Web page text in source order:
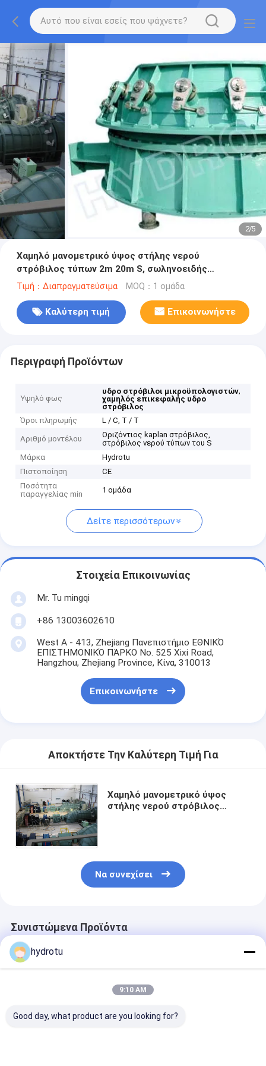
2/5
Χαμηλό μανομετρικό ύψος στήλης νερού
στρόβιλος τύπων 2m 20m S, σωληνοειδής
στρόβιλος με τη γεννήτρια, κυβερνήτης
Τιμή：Διαπραγματεύσιμα MOQ：1 ομάδα
Καλύτερη τιμή Επικοινωνήστε
Περιγραφή Προϊόντων
Υψηλό φως
υδρο στρόβιλοι μικροϋπολογιστών,
χαμηλός επικεφαλής υδρο
στρόβιλος
Όροι πληρωμής
L / C, T / T
Αριθμό μοντέλου
Οριζόντιος kaplan στρόβιλος,
στρόβιλος νερού τύπων του S
Μάρκα
Hydrotu
Πιστοποίηση
CE
Ποσότητα
παραγγελίας min
1 ομάδα
Δείτε περισσότερων
Στοιχεία Επικοινωνίας
Mr. Tu mingqi
+86 13003602610
West A - 413, Zhejiang Πανεπιστήμιο ΕΘΝΙΚΌ
ΕΠΙΣΤΗΜΟΝΙΚΌ ΠΆΡΚΟ No. 525 Xixi Road,
Hangzhou, Zhejiang Province, Κίνα, 310013
Επικοινωνήστε
Αποκτήστε Την Καλύτερη Τιμή Για
Χαμηλό μανομετρικό ύψος
στήλης νερού στρόβιλος
Να συνεχίσει
Συνιστώμενα Προϊόντα
hydrotu
9:10 AM
Good day, what product are you looking for?